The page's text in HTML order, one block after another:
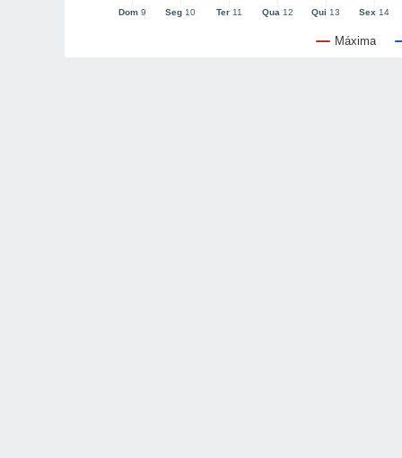
Máxima
Dom9 Seg 10 Ter11 Qua 12 Qui 13 Sex 14